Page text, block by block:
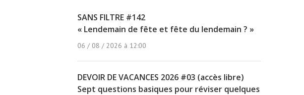
SANS FILTRE #142
« Lendemain de fête et fête du lendemain ? »
06 / 08 / 2026 à 12:00
DEVOIR DE VACANCES 2026 #03 (accès libre)
Sept questions basiques pour réviser quelques